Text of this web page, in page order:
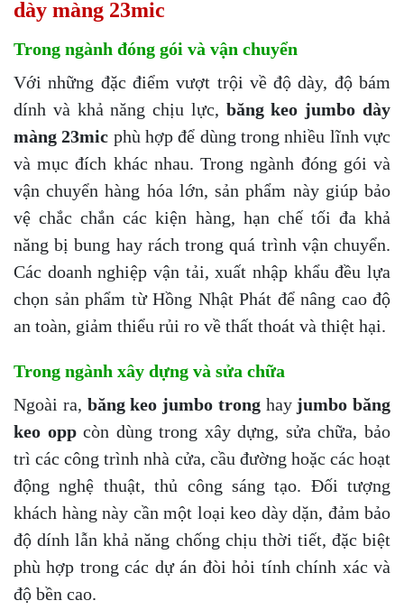
dày màng 23mic
Trong ngành đóng gói và vận chuyển
Với những đặc điểm vượt trội về độ dày, độ bám
dính và khả năng chịu lực, băng keo jumbo dày
màng 23mic phù hợp để dùng trong nhiều lĩnh vực
và mục đích khác nhau. Trong ngành đóng gói và
vận chuyển hàng hóa lớn, sản phẩm này giúp bảo
vệ chắc chắn các kiện hàng, hạn chế tối đa khả
năng bị bung hay rách trong quá trình vận chuyển.
Các doanh nghiệp vận tải, xuất nhập khẩu đều lựa
chọn sản phẩm từ Hồng Nhật Phát để nâng cao độ
an toàn, giảm thiểu rủi ro về thất thoát và thiệt hại.
Trong ngành xây dựng và sửa chữa
Ngoài ra, băng keo jumbo tronghay jumbo băng
keo oppcòn dùng trong xây dựng, sửa chữa, bảo
trì các công trình nhà cửa, cầu đường hoặc các hoạt
động nghệ thuật, thủ công sáng tạo. Đối tượng
khách hàng này cần một loại keo dày dặn, đảm bảo
độ dính lẫn khả năng chống chịu thời tiết, đặc biệt
phù hợp trong các dự án đòi hỏi tính chính xác và
độ bền cao.